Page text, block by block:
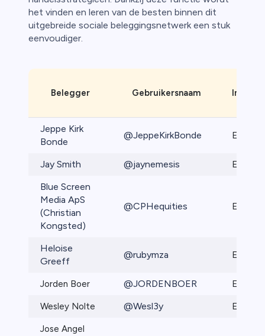
het vinden en leren van de besten binnen dit
uitgebreide sociale beleggingsnetwerk een stuk
eenvoudiger.
Belegger Gebruikersnaam
Jeppe Kirk
Bonde
@JeppeKirkBonde Elite
Jay Smith @jaynemesis Elite
Blue Screen
Media ApS
(Christian
Kongsted)
@CPHequities Elite
Heloise
Greeff
@rubymza Elite
Jorden Boer @JORDENBOER Elite
Wesley Nolte @Wesl3y Elite
Jose Angel